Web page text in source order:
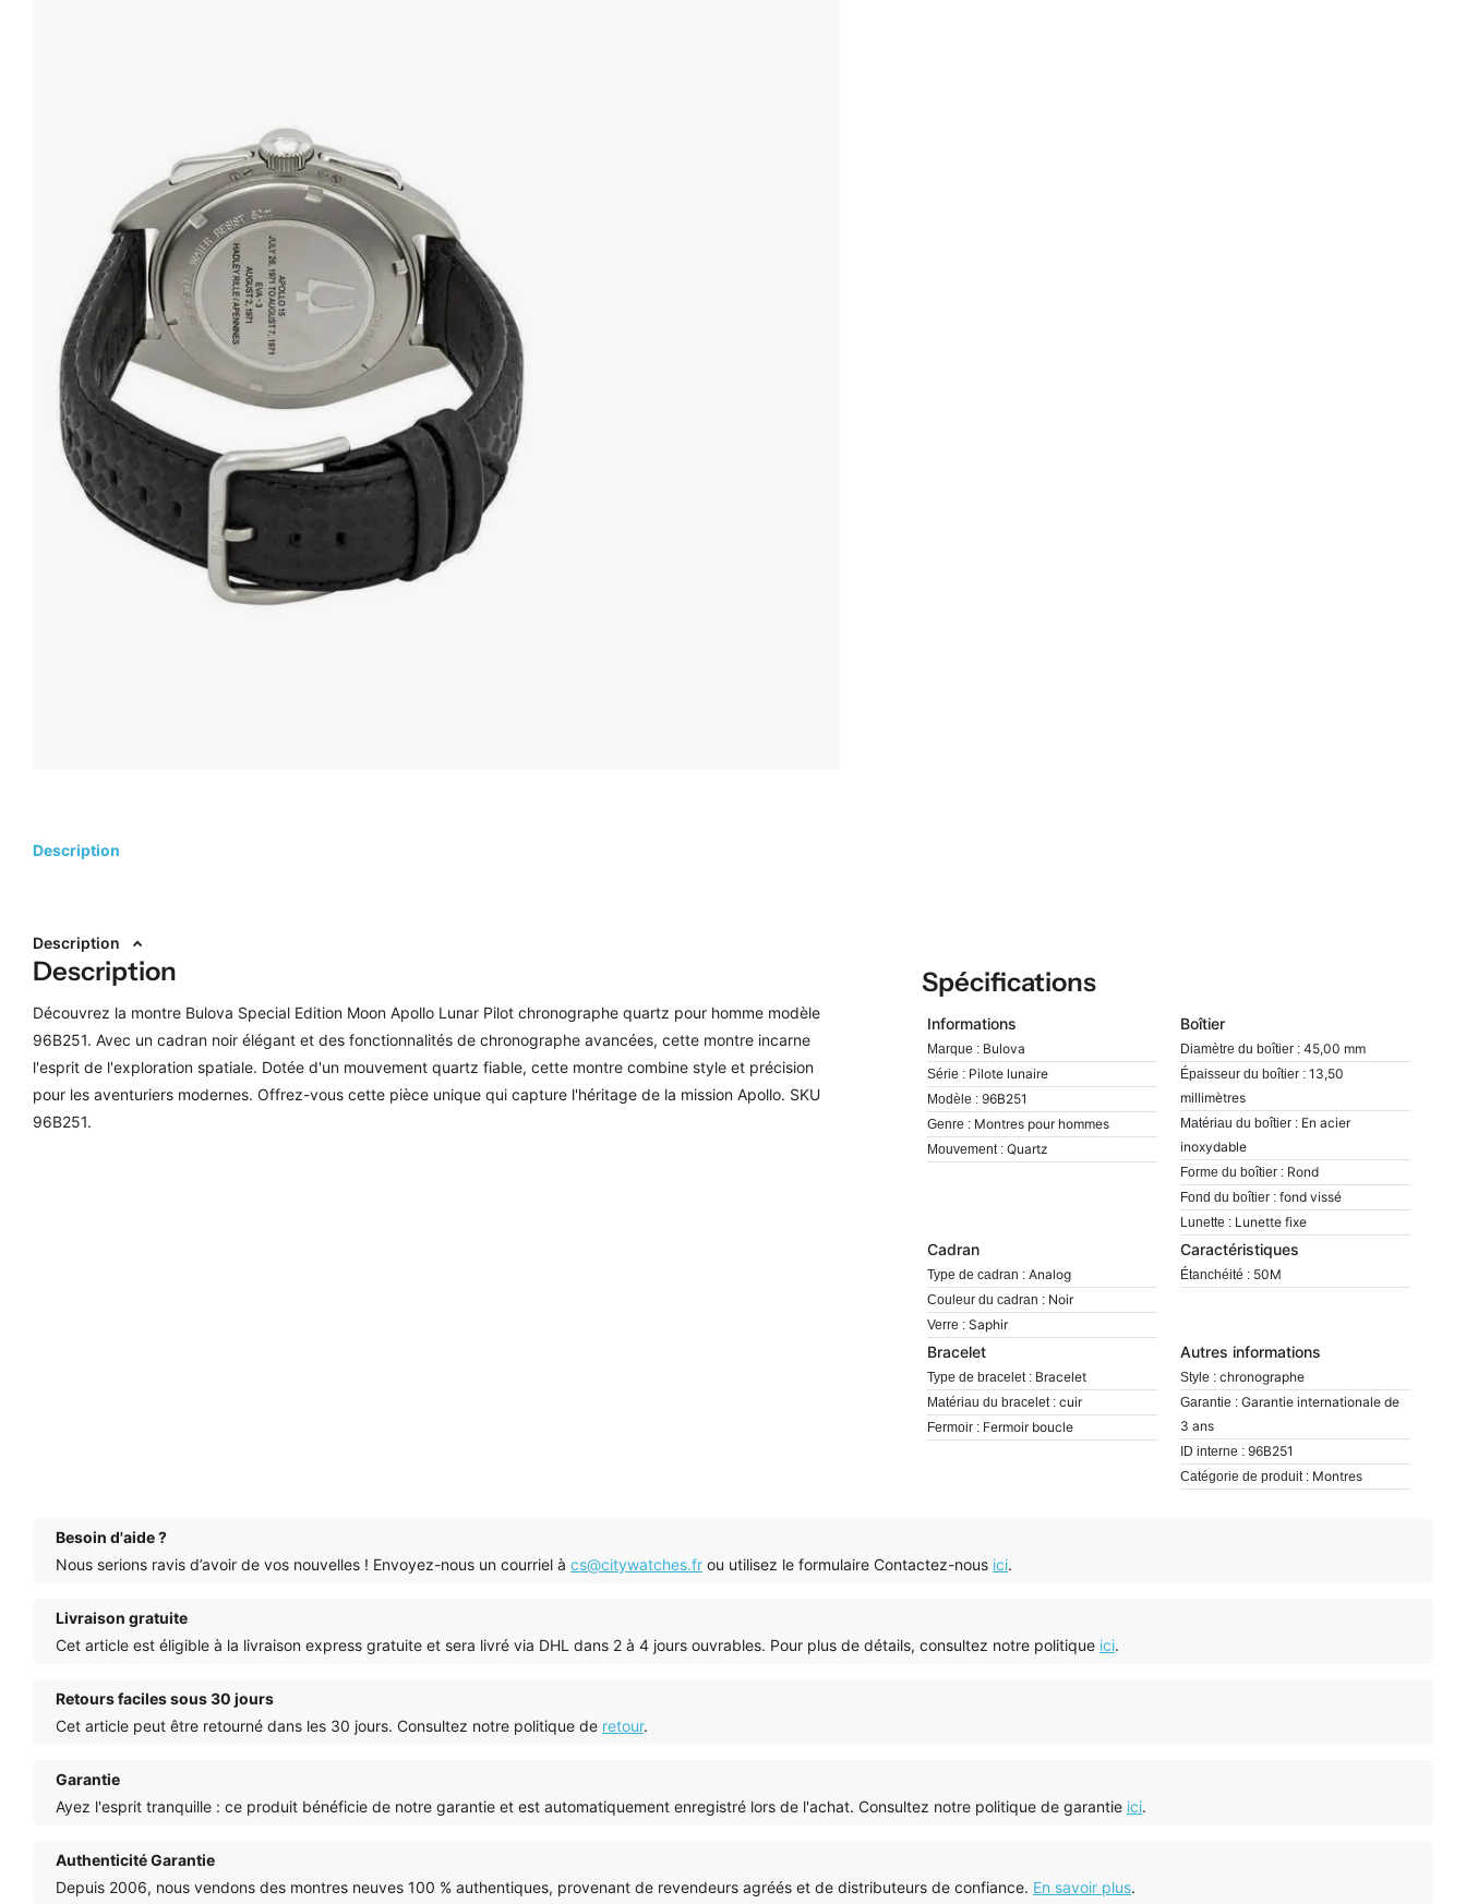
Description
Description
Description
Découvrez la montre Bulova Special Edition Moon Apollo Lunar Pilot chronographe quartz pour homme modèle
96B251. Avec un cadran noir élégant et des fonctionnalités de chronographe avancées, cette montre incarne
l'esprit de l'exploration spatiale. Dotée d'un mouvement quartz fiable, cette montre combine style et précision
pour les aventuriers modernes. Offrez-vous cette pièce unique qui capture l'héritage de la mission Apollo. SKU
96B251.
Spécifications
Informations
Marque : Bulova
Série : Pilote lunaire
Modèle : 96B251
Genre : Montres pour hommes
Mouvement : Quartz
Boîtier
Diamètre du boîtier : 45,00 mm
Épaisseur du boîtier : 13,50
millimètres
Matériau du boîtier : En acier
inoxydable
Forme du boîtier : Rond
Fond du boîtier : fond vissé
Lunette : Lunette fixe
Cadran
Type de cadran : Analog
Couleur du cadran : Noir
Verre : Saphir
Caractéristiques
Étanchéité : 50M
Bracelet
Type de bracelet : Bracelet
Matériau du bracelet : cuir
Fermoir : Fermoir boucle
Autres informations
Style : chronographe
Garantie : Garantie internationale de
3 ans
ID interne : 96B251
Catégorie de produit : Montres
Besoin d'aide ?
Nous serions ravis d’avoir de vos nouvelles ! Envoyez-nous un courriel à cs@citywatches.fr ou utilisez le formulaire Contactez-nous ici.
Livraison gratuite
Cet article est éligible à la livraison express gratuite et sera livré via DHL dans 2 à 4 jours ouvrables. Pour plus de détails, consultez notre politique ici.
Retours faciles sous 30 jours
Cet article peut être retourné dans les 30 jours. Consultez notre politique de retour.
Garantie
Ayez l'esprit tranquille : ce produit bénéficie de notre garantie et est automatiquement enregistré lors de l'achat. Consultez notre politique de garantie ici.
Authenticité Garantie
Depuis 2006, nous vendons des montres neuves 100 % authentiques, provenant de revendeurs agréés et de distributeurs de confiance. En savoir plus.